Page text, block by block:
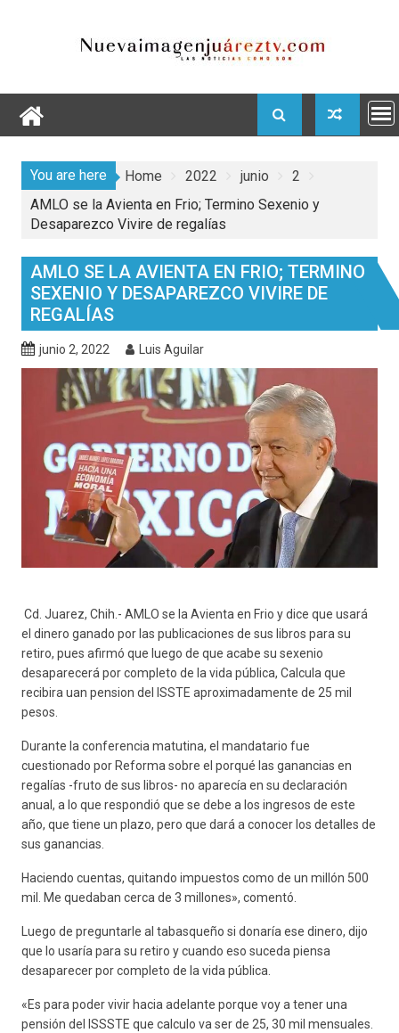
You are here Home 2022 junio
2
AMLO se la Avienta en Frio; Termino Sexenio y
Desaparezco Vivire de regalías
AMLO SE LA AVIENTA EN FRIO; TERMINO
SEXENIO Y DESAPAREZCO VIVIRE DE
REGALÍAS
junio 2, 2022 Luis Aguilar
Cd. Juarez, Chih.- AMLO se la Avienta en Frio y dice que usará
el dinero ganado por las publicaciones de sus libros para su
retiro, pues afirmó que luego de que acabe su sexenio
desaparecerá por completo de la vida pública, Calcula que
recibira uan pension del ISSTE aproximadamente de 25 mil
pesos.
Durante la conferencia matutina, el mandatario fue
cuestionado por Reforma sobre el porqué las ganancias en
regalías -fruto de sus libros- no aparecía en su declaración
anual, a lo que respondió que se debe a los ingresos de este
año, que tiene un plazo, pero que dará a conocer los detalles de
sus ganancias.
Haciendo cuentas, quitando impuestos como de un millón 500
mil. Me quedaban cerca de 3 millones», comentó.
Luego de preguntarle al tabasqueño si donaría ese dinero, dijo
que lo usaría para su retiro y cuando eso suceda piensa
desaparecer por completo de la vida pública.
«Es para poder vivir hacia adelante porque voy a tener una
pensión del ISSSTE que calculo va ser de 25, 30 mil mensuales.